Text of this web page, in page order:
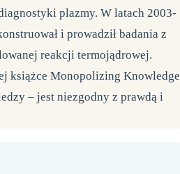
plazmy. W latach 2003-
i prowadził badania z
reakcji termojądrowej.
książce Monopolizing Knowledge
– jest niezgodny z prawdą i